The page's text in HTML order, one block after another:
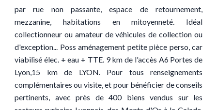
par rue non passante, espace de retournement,
mezzanine, habitations en mitoyenneté. Idéal
collectionneur ou amateur de véhicules de collection ou
d'exception... Poss aménagement petite pièce perso, car
viabilisé élec. + eau + TTE. 9 km de l'accès A6 Portes de
Lyon,15 km de LYON. Pour tous renseignements
complémentaires ou visite, et pour bénéficier de conseils
pertinents, avec près de 400 biens vendus sur les